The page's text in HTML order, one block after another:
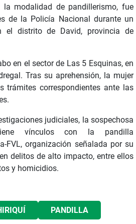
la modalidad de pandillerismo, fue
de la Policía Nacional durante un
el distrito de David, provincia de
en el sector de Las 5 Esquinas, en
Tras su aprehensión, la mujer
trámites correspondientes ante las
judiciales, la sospechosa
vínculos con la pandilla
FVL, organización señalada por su
delitos de alto impacto, entre ellos
y homicidios.
PANDILLA